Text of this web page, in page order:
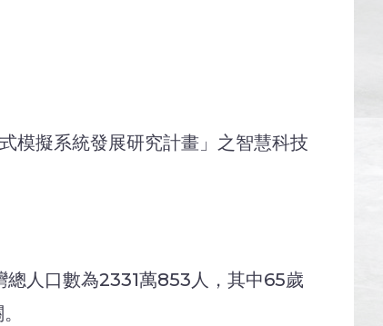
模擬系統發展研究計畫」之智慧科技
人口數為2331萬853人，其中65歲